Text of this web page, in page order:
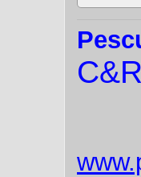
C&R